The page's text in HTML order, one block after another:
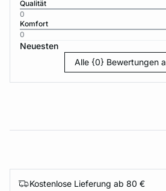
Qualität
0
Komfort
0
Neuesten
Alle {0} Bewertungen
Kostenlose Lieferung ab 80 €